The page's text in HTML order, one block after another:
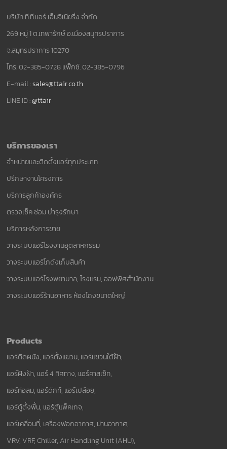
บริษัท ที.ที.แอร์ เอ็นจิเนียริ่ง จำกัด
269 หมู่ 1 ต.เทพารักษ์ อ.เมืองสมุทรปราการ
จ.สมุทรปราการ 10270
โทร. 02-385-0728 แฟ็กซ์. 02-385-0796
E-mail :sales@ttair.co.th
LINE ID :@ttair
บริการของเรา
จำหน่ายและติดตั้งแอร์ทุกประเภท
ปรึกษางานโครงการ
บริการลูกค้าองค์กร
ตรวจเช็ค ซ่อม บำรุงรักษา
บริการหลังการขาย
วางระบบแอร์โรงงานอุตสาหกรรม
วางระบบแอร์โกดังเก็บสินค้า
วางระบบแอร์โรงพยาบาล, โรงแรม, ออฟฟิศสำนักงาน
วางระบบแอร์ร้านอาหาร ห้องโถงขนาดใหญ่
Products
แอร์ติดผนัง, แอร์ตั้งแขวน, แอร์แขวนใต้ฝ้า,
แอร์ฝังฝ้า, แอร์ 4 ทิศทาง, แอร์คาสเซ็ท,
แอร์ท่อลม, แอร์ดักท์, แอร์เปลือย,
แอร์ตู้ตั้งพื้น, แอร์ตู้แพ็คเกจ,
แอร์เคลื่อนที่, เครื่องฟอกอากาศ, ม่านอากาศ,
VRV, VRF, Chiller, Air Handling Unit (AHU),